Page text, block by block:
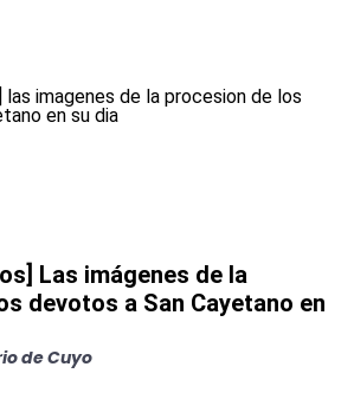
Las imágenes de la
devotos a San Cayetano en
de Cuyo